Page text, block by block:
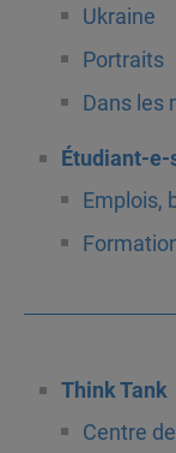
Ukraine
Portraits
Dans les
Étudiant-e-
Emplois,
Think Tank
Centre